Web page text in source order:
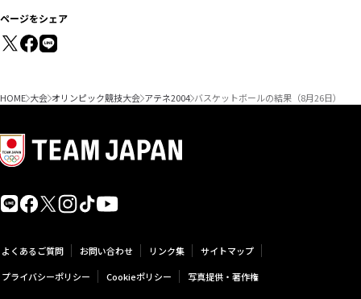
ページをシェア
HOME 大会 オリンピック競技大会 アテネ2004 バスケットボールの結果（8月26日）
よくあるご質問 お問い合わせ リンク集
サイトマップ
プライバシーポリシー
Cookieポリシー 写真提供・著作権